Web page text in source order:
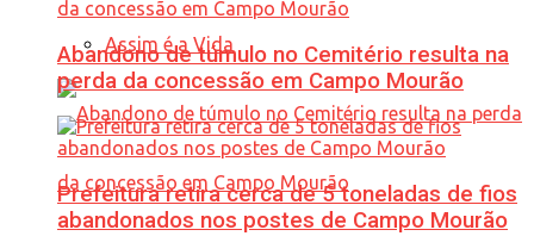
Assim é a Vida
Abandono de túmulo no Cemitério resulta na
perda da concessão em Campo Mourão
Prefeitura retira cerca de 5 toneladas de fios
abandonados nos postes de Campo Mourão